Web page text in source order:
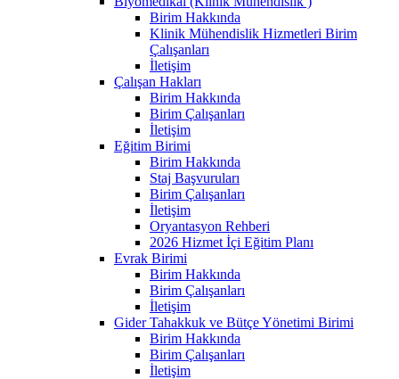
Birim Hakkında
Klinik Mühendislik Hizmetleri Birim
Çalışanları
İletişim
Çalışan Hakları
Birim Hakkında
Birim Çalışanları
İletişim
Eğitim Birimi
Birim Hakkında
Staj Başvuruları
Birim Çalışanları
İletişim
Oryantasyon Rehberi
2026 Hizmet İçi Eğitim Planı
Evrak Birimi
Birim Hakkında
Birim Çalışanları
İletişim
Gider Tahakkuk ve Bütçe Yönetimi Birimi
Birim Hakkında
Birim Çalışanları
İletişim